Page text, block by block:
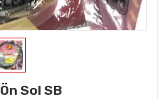
Sol SB